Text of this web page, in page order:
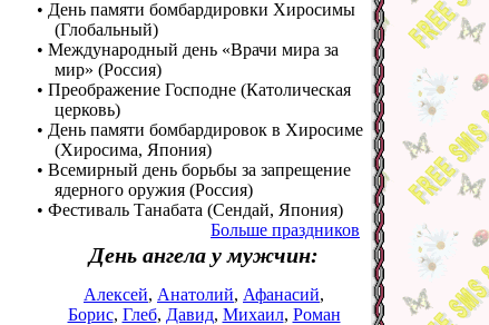
• День памяти бомбардировки Хиросимы
(Глобальный)
• Международный день «Врачи мира за
мир» (Россия)
• Преображение Господне (Католическая
церковь)
• День памяти бомбардировок в Хиросиме
(Хиросима, Япония)
• Всемирный день борьбы за запрещение
ядерного оружия (Россия)
• Фестиваль Танабата (Сендай, Япония)
Больше праздников
День ангела у мужчин:
Алексей, Анатолий, Афанасий,
Борис, Глеб, Давид, Михаил, Роман